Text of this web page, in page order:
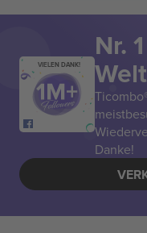
VIELEN DANK!
Nr.
Danke!